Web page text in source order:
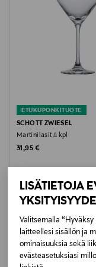
LISÄTIETOJA
Valitsemalla
laitteellesi sisällön ja
ominaisuuksia sekä
evästeasetuksiasi
Astianpesukoneen
22.50 cm
Halkaisija
9.30 cm
Tilavuus
544 ml
Suunnittelija
Ella Tjader
ETUKUPONKITUOTE
SCHOTT ZWIESEL
Martinilasit 4 kpl
Original Price
31,95 €
LISÄÄ